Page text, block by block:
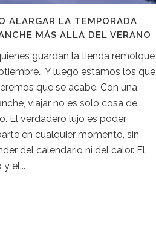
ALARGAR LA TEMPORADA
MÁS ALLÁ DEL VERANO
guardan la tienda remolque
Y luego estamos los que
que se acabe. Con una
viajar no es solo cosa de
El verdadero lujo es poder
en cualquier momento, sin
del calendario ni del calor. El
el...